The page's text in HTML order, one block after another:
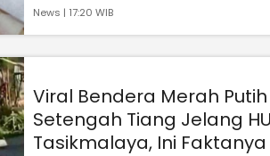
News | 17:20 WIB
Viral Bendera Merah
Setengah Tiang Jelang
Tasikmalaya, Ini Faktanya